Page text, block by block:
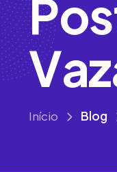
Pos
Vaz
Início Blog